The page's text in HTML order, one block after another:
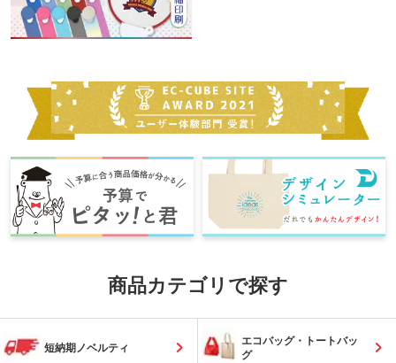
商品カテゴリで探す
短納期ノベルティ
エコバッグ・トートバッ
グ